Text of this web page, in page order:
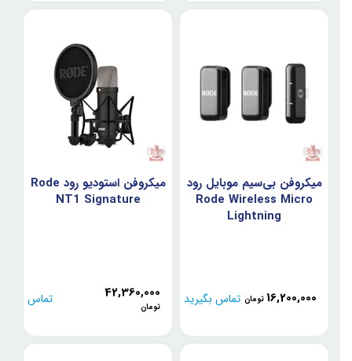
میکروفن بی‌سیم موبایل رود
Rode Wireless Micro
Lightning
16,200,000 تومان تماس بگیرید
میکروفن استودیو رود Rode
NT1 Signature
42,360,000
تومان تماس